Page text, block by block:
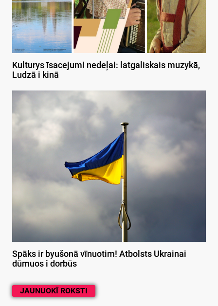
Kulturys īsacejumi nedeļai: latgaliskais muzykā,
Ludzā i kinā
Spāks ir byušonā vīnuotim! Atbolsts Ukrainai
dūmuos i dorbūs
JAUNUOKĪ ROKSTI